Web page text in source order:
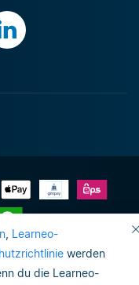
, Learneo-
werden
du die Learneo-